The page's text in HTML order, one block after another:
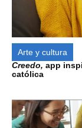
Arte y cultura
Creedo, app
católica